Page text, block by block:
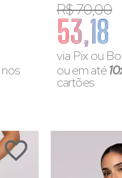
nos
R$ 70,00
53,18
via Pix ou
ou em até
cartões